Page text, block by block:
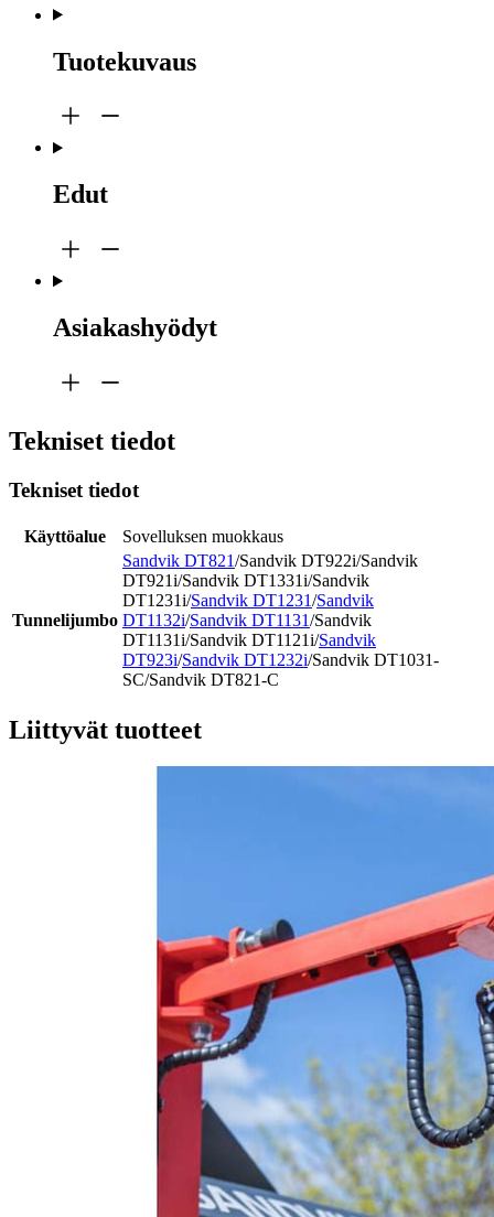
Tuotekuvaus
Edut
Asiakashyödyt
Tekniset tiedot
Tekniset tiedot
Käyttöalue Sovelluksen muokkaus
Tunnelijumbo
Sandvik DT821/Sandvik DT922i/Sandvik
DT921i/Sandvik DT1331i/Sandvik
DT1231i/Sandvik DT1231/Sandvik
DT1132i/Sandvik DT1131/Sandvik
DT1131i/Sandvik DT1121i/Sandvik
DT923i/Sandvik DT1232i/Sandvik DT1031-
SC/Sandvik DT821-C
Liittyvät tuotteet